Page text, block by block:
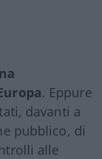
. Eppure
davanti a
pubblico, di
alle